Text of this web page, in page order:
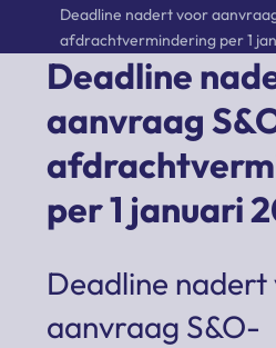
Deadline nadert voor
afdrachtvermindering per 1
Deadline
aanvraag
per 1 januari
Deadline nadert
aanvraag S&O-